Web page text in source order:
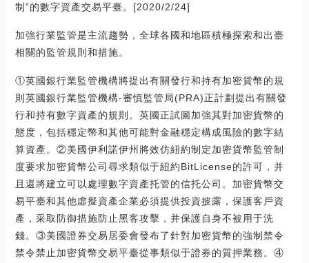
制”的數字資產交易平臺。[2020/2/24]
加強行業監管是主流趨勢，全球各國和地區積極探索和出臺
相關的監管規則和措施。
①英國銀行業監管機構將提出有關發行和持有加密貨幣的規
則英國銀行業監管機構-審慎監管局(PRA)正計劃提出有關發
行和持有數字資產的規則。英國正試圖加強其對加密貨幣的
態度，包括穩定幣和其他可能對金融穩定構成風險的數字結
算資產。②美國伊利諾伊州將效仿紐約制定加密貨幣監管制
度要求加密貨幣公司尋求類似于紐約BitLicense的許可，并
且還將建立可以處理數字資產托管的信托公司。加密貨幣交
易平臺和其他虛擬資產企業必須提供投資披露，保護客戶資
產，采取防御措施防止黑客攻擊，并保護自身不被用于洗
錢。③美國證券交易居委會發布了針對加密貨幣的強制禁令
禁令禁止加密貨幣交易平臺從事類似于證券的質押業務。④